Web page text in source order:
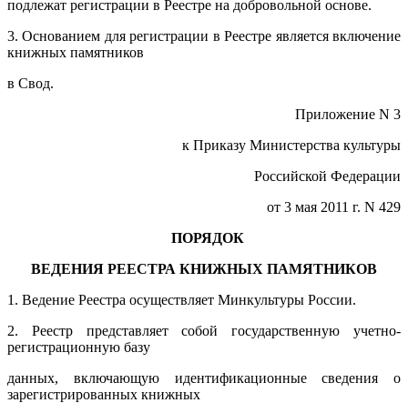
подлежат регистрации в Реестре на добровольной основе.
3. Основанием для регистрации в Реестре является включение
книжных памятников
в Свод.
Приложение N 3
к Приказу Министерства культуры
Российской Федерации
от 3 мая 2011 г. N 429
ПОРЯДОК
ВЕДЕНИЯ РЕЕСТРА КНИЖНЫХ ПАМЯТНИКОВ
1. Ведение Реестра осуществляет Минкультуры России.
2. Реестр представляет собой государственную учетно-
регистрационную базу
данных, включающую идентификационные сведения о
зарегистрированных книжных